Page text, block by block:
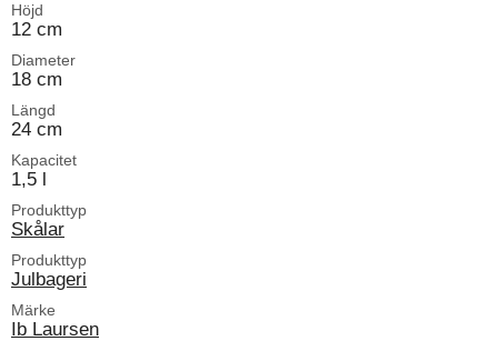
Höjd
12 cm
Diameter
18 cm
Längd
24 cm
Kapacitet
1,5 l
Produkttyp
Skålar
Produkttyp
Julbageri
Märke
Ib Laursen